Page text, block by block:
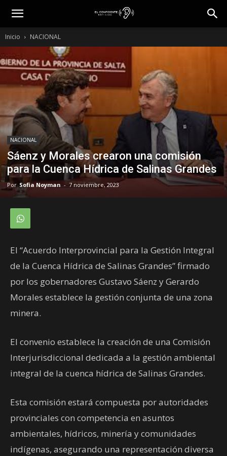
Inicio NACIONAL
NACIONAL
Sáenz y Morales crearon una comisión
para la Cuenca Hídrica de Salinas Grandes
Por Sofia Noyman - 7 noviembre, 2023
El “Acuerdo Interprovincial para la Gestión Integral
de la Cuenca Hídrica de Salinas Grandes” firmado
por los gobernadores Gustavo Sáenz y Gerardo
Morales establece la gestión conjunta de una zona
minera.
El convenio establece la creación de una Comisión
Interjurisdiccional dedicada a la gestión ambiental
integral de la cuenca hídrica de Salinas Grandes.
Esta comisión estará compuesta por autoridades
provinciales con competencia en asuntos
ambientales, hídricos, minería y comunidades
indígenas, asegurando una representación diversa